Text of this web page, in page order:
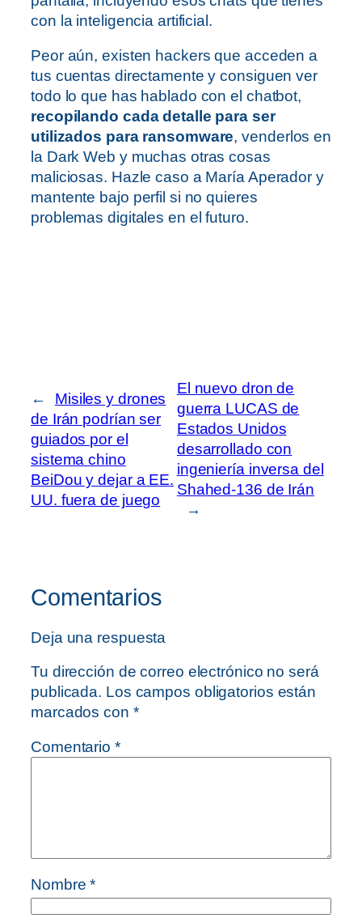
con la inteligencia artificial.
Peor aún, existen hackers que acceden a
tus cuentas directamente y consiguen ver
todo lo que has hablado con el chatbot,
recopilando cada detalle para ser
utilizados para ransomware, venderlos en
la Dark Web y muchas otras cosas
maliciosas. Hazle caso a María Aperador y
mantente bajo perfil si no quieres
problemas digitales en el futuro.
←
Misiles y drones
de Irán podrían ser
guiados por el
sistema chino
BeiDou y dejar a EE.
UU. fuera de juego
El nuevo dron de
guerra LUCAS de
Estados Unidos
desarrollado con
ingeniería inversa del
Shahed-136 de Irán
→
Comentarios
Deja una respuesta
Tu dirección de correo electrónico no será
publicada. Los campos obligatorios están
marcados con *
Comentario *
Nombre*